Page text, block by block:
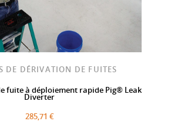
DE DÉRIVATION DE FUITES
fuite à déploiement rapide Pig® Leak
Diverter
285,71 €